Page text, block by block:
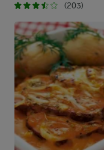
(203)